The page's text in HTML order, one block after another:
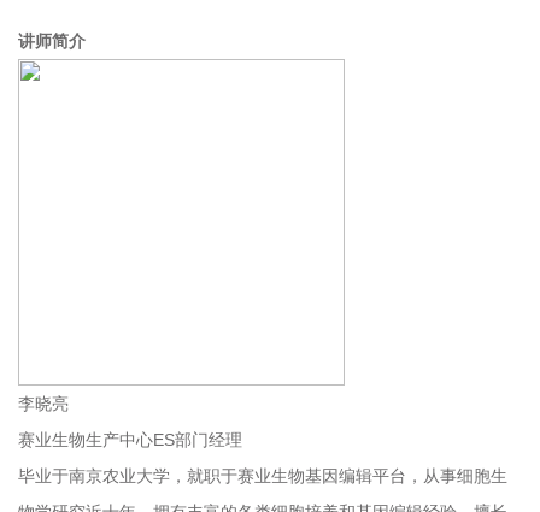
讲师简介
李晓亮
赛业生物生产中心ES部门经理
毕业于南京农业大学，就职于赛业生物基因编辑平台，从事细胞生